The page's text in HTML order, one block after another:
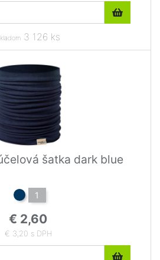
3 126 ks
šatka dark blue
1
€ 2,60
€ 3,20 s DPH